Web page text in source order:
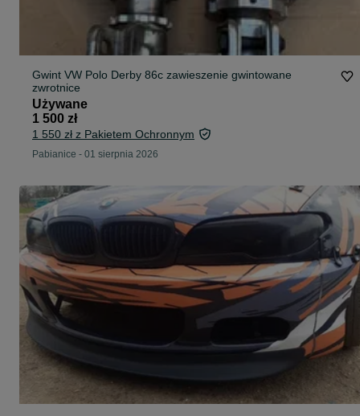
Gwint VW Polo Derby 86c zawieszenie gwintowane
zwrotnice
Używane
1 500 zł
1 550 zł z Pakietem Ochronnym
Pabianice - 01 sierpnia 2026